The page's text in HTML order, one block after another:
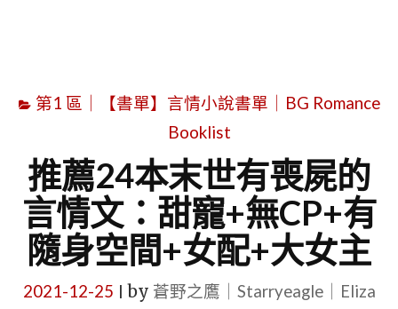
第1 區｜【書單】言情小說書單｜BG Romance
Booklist
推薦24本末世有喪屍的
言情文：甜寵+無CP+有
隨身空間+女配+大女主
2021-12-25 by 蒼野之鷹｜Starryeagle｜Eliza